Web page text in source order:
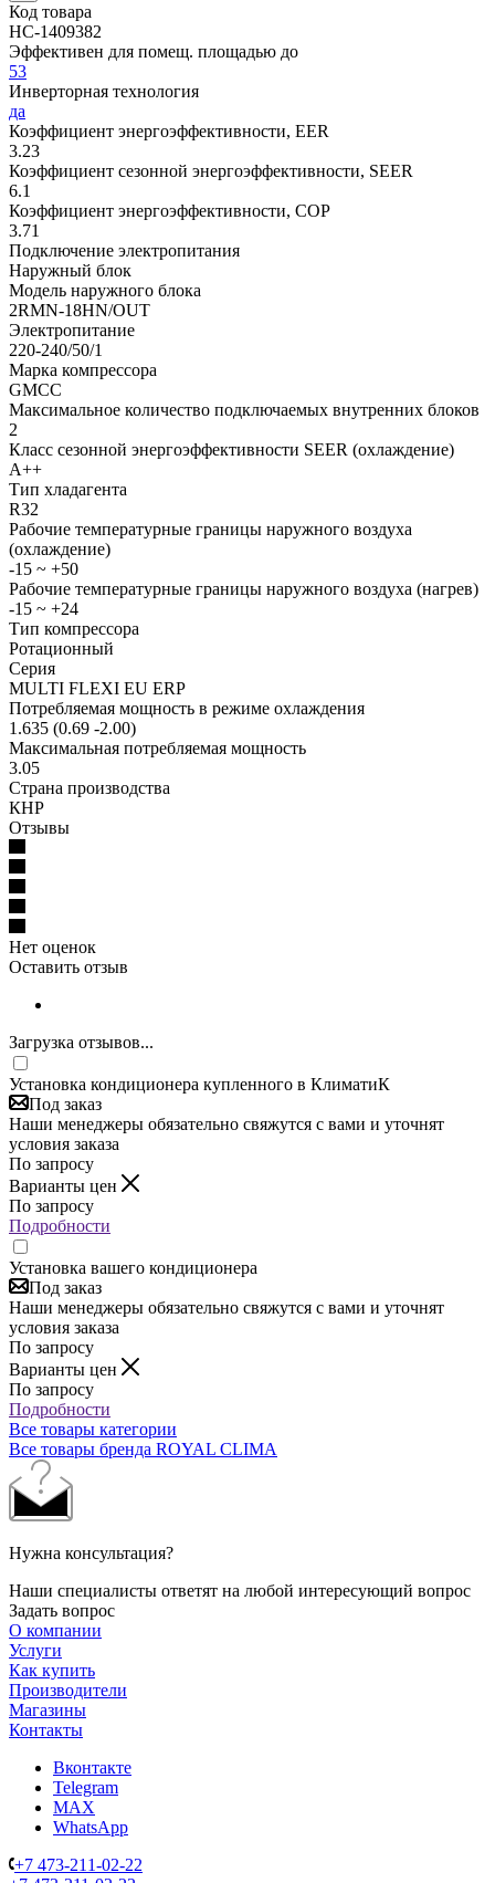
Код товара
НС-1409382
Эффективен для помещ. площадью до
53
Инверторная технология
да
Коэффициент энергоэффективности, EER
3.23
Коэффициент сезонной энергоэффективности, SEER
6.1
Коэффициент энергоэффективности, COP
3.71
Подключение электропитания
Наружный блок
Модель наружного блока
2RMN-18HN/OUT
Электропитание
220-240/50/1
Марка компрессора
GMCC
Максимальное количество подключаемых внутренних блоков
2
Класс сезонной энергоэффективности SEER (охлаждение)
A++
Тип хладагента
R32
Рабочие температурные границы наружного воздуха
(охлаждение)
-15 ~ +50
Рабочие температурные границы наружного воздуха (нагрев)
-15 ~ +24
Тип компрессора
Ротационный
Серия
MULTI FLEXI EU ERP
Потребляемая мощность в режиме охлаждения
1.635 (0.69 -2.00)
Максимальная потребляемая мощность
3.05
Страна производства
КНР
Отзывы
Нет оценок
Оставить отзыв
Загрузка отзывов...
Установка кондиционера купленного в КлиматиК
Под заказ
Наши менеджеры обязательно свяжутся с вами и уточнят
условия заказа
По запросу
Варианты цен
По запросу
Подробности
Установка вашего кондиционера
Под заказ
Наши менеджеры обязательно свяжутся с вами и уточнят
условия заказа
По запросу
Варианты цен
По запросу
Подробности
Все товары категории
Все товары бренда ROYAL CLIMA
Нужна консультация?
Наши специалисты ответят на любой интересующий вопрос
Задать вопрос
О компании
Услуги
Как купить
Производители
Магазины
Контакты
Вконтакте
Telegram
MAX
WhatsApp
+7 473-211-02-22